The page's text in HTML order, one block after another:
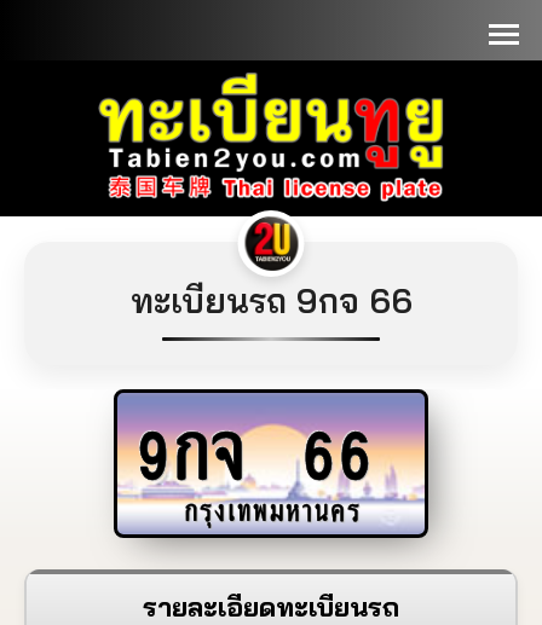
ทะเบียนรถ 9กจ 66
9กจ 66
กรุงเทพมหานคร
รายละเอียดทะเบียนรถ